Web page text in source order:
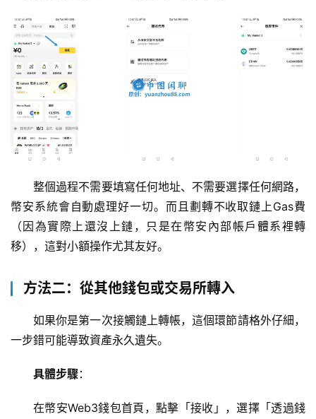
整個過程不需要填寫任何地址、不需要選擇任何網路，
幣安系統會自動處理好一切。而且劃轉不收取鏈上Gas費
（因為實際上還沒上鏈，只是在幣安內部帳戶體系裡轉
移），這對小額操作尤其友好。
方法二：從其他錢包或交易所轉入
如果你是第一次接觸鏈上轉帳，這個環節請格外仔細，
一步錯可能導致資產永久遺失。
具體步驟：
在幣安Web3錢包首頁，點擊「接收」，選擇「透過錢